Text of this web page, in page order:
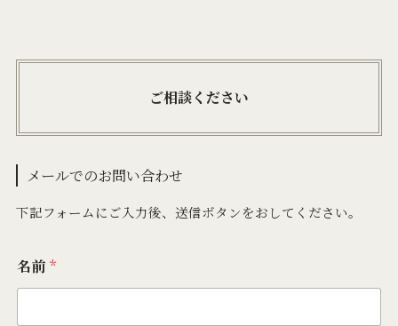
ご相談ください
メールでのお問い合わせ
下記フォームにご入力後、送信ボタンをおしてください。
名前 *